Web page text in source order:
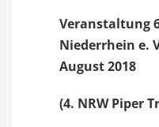
Veranstaltung
Niederrhein e.
August 2018
(4. NRW Piper